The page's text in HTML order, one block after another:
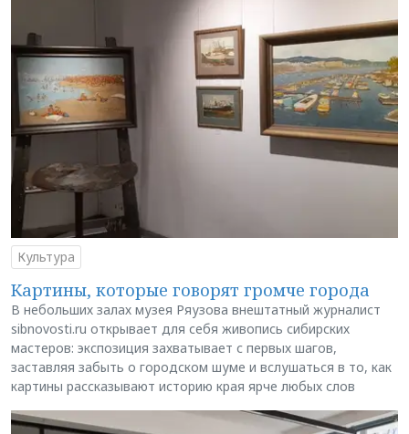
Культура
Картины, которые говорят громче города
В небольших залах музея Ряузова внештатный журналист
sibnovosti.ru открывает для себя живопись сибирских
мастеров: экспозиция захватывает с первых шагов,
заставляя забыть о городском шуме и вслушаться в то, как
картины рассказывают историю края ярче любых слов